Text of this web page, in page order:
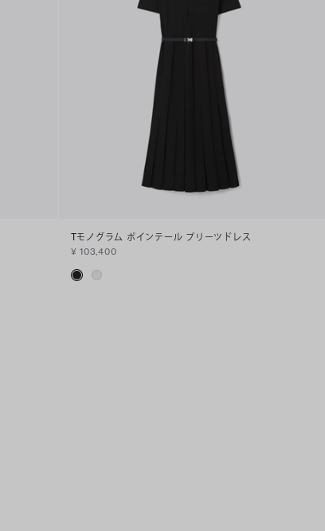
Tモノグラム ポインテール プリーツドレス
¥ 103,400